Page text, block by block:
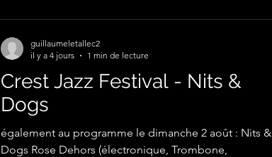
Crest Jazz Festival - Nits &
Dogs
également au programme le dimanche 2 août : Nits &
Dogs Rose Dehors (électronique, Trombone,
guillaumeletallec2
il y a 4 jours
1 min de lecture